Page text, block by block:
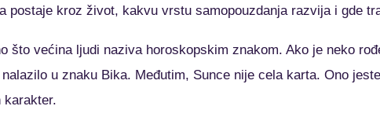
postaje kroz život, kakvu vrstu samopouzdanja razvija i gde
što većina ljudi naziva horoskopskim znakom. Ako je neko
u znaku Bika. Međutim, Sunce nije cela karta. Ono
karakter.